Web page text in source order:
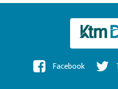
Facebook